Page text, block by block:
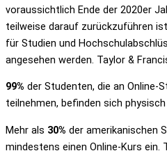
voraussichtlich Ende der 2020er
teilweise darauf zurückzuführen
für Studien und
angesehen werden. Taylor &
99% der Studenten, die an Online-
teilnehmen, befinden sich
Mehr als 30% der amerikanischen
mindestens einen Online-Kurs ein.